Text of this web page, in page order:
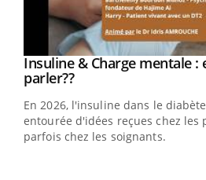
Youtube
Insuline & Charge mentale :
parler??Youtube
En 2026, l'insuline dans le
entourée d'idées reçues chez les
parfois chez les soignants.